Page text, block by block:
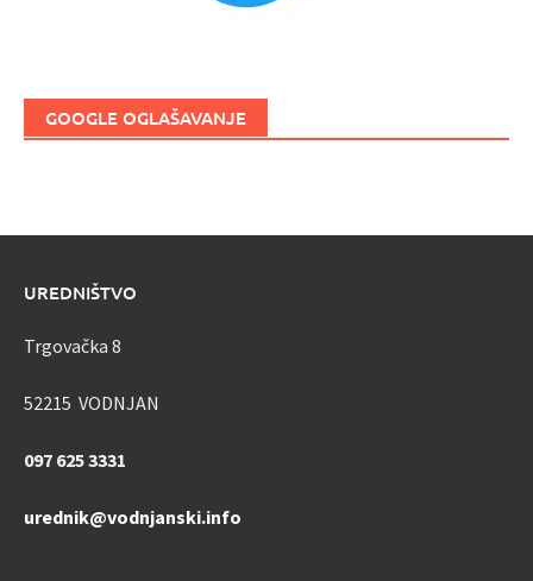
GOOGLE OGLAŠAVANJE
UREDNIŠTVO
Trgovačka 8
52215 VODNJAN
097 625 3331
urednik@vodnjanski.info